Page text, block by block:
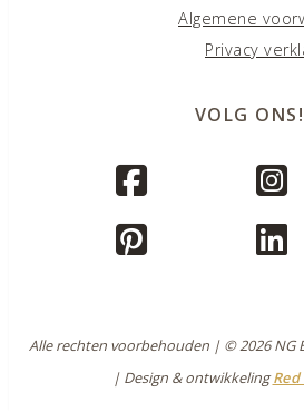
Algemene
Privacy
VOLG ONS!
Alle rechten voorbehouden | © 2026 NG
| Design & ontwikkeling